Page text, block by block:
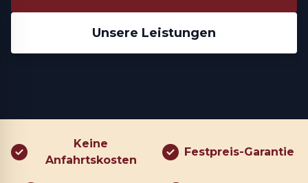
Unsere Leistungen
Keine
Anfahrtskosten
Festpreis-Garantie